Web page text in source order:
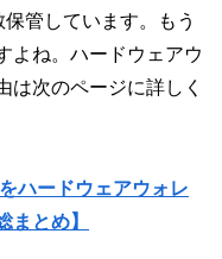
管しています。もう
よね。 ハードウェアウ
は次のページに詳しく
ハードウェアウォレ
まとめ】